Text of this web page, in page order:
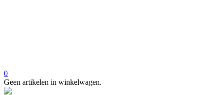
0
Geen artikelen in winkelwagen.